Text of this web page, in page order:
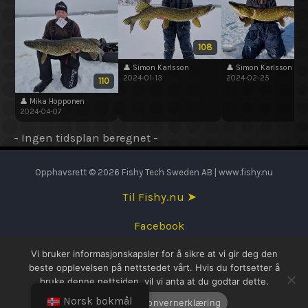
110
👤 Mika Hopponen
2024-04-07
108
👤 Simon Karlsson
2024-01-13
👤 Simon Karlsson
2024-02-25
- Ingen tidsplan beregnet -
Opphavsrett © 2026 Fishy Tech Sweden AB | www.fishy.nu
Til Fishy.nu ➤
Facebook
English
Svenska
Norsk bokmål
Vi bruker informasjonskapsler for å sikre at vi gir deg den
beste opplevelsen på nettstedet vårt. Hvis du fortsetter å
bruke denne nettsiden, vil vi anta at du godtar dette.
OK
Personvernerklæring